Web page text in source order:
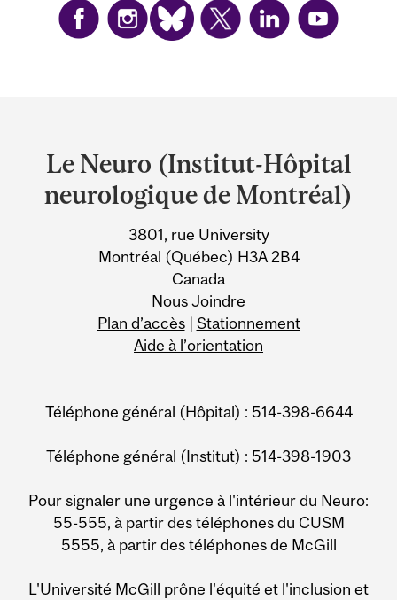
and
University
Information
Le Neuro (Institut-Hôpital
neurologique de Montréal)
3801, rue University
Montréal (Québec) H3A 2B4
Canada
Nous Joindre
Plan d’accès| Stationnement
Aide à l’orientation
Téléphone général (Hôpital) : 514-398-6644
Téléphone général (Institut) : 514-398-1903
Pour signaler une urgence à l'intérieur du Neuro:
55-555, à partir des téléphones du CUSM
5555, à partir des téléphones de McGill
L'Université McGill prône l'équité et l'inclusion et